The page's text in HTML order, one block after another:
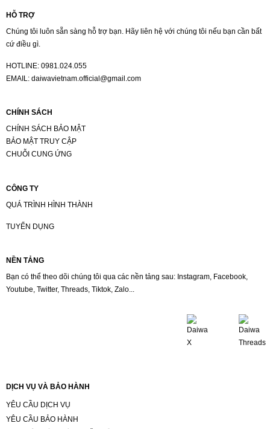
HỖ TRỢ
Chúng tôi luôn sẵn sàng hỗ trợ bạn. Hãy liên hệ với chúng tôi nếu bạn cần bất
cứ điều gì.
HOTLINE: 0981.024.055
EMAIL: daiwavietnam.official@gmail.com
CHÍNH SÁCH
CHÍNH SÁCH BẢO MẬT
BẢO MẬT TRUY CẬP
CHUỖI CUNG ỨNG
CÔNG TY
QUÁ TRÌNH HÌNH THÀNH
TUYỂN DỤNG
NỀN TẢNG
Bạn có thể theo dõi chúng tôi qua các nền tảng sau: Instagram, Facebook,
Youtube, Twitter, Threads, Tiktok, Zalo...
DỊCH VỤ VÀ BẢO HÀNH
YÊU CẦU DỊCH VỤ
YÊU CẦU BẢO HÀNH